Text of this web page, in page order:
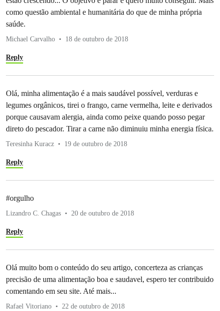
como questão ambiental e humanitária do que de minha própria
saúde.
Michael Carvalho 18 de outubro de 2018
Reply
Olá, minha alimentação é a mais saudável possível, verduras e
legumes orgânicos, tirei o frango, carne vermelha, leite e derivados
porque causavam alergia, ainda como peixe quando posso pegar
direto do pescador. Tirar a carne não diminuiu minha energia física.
Teresinha Kuracz 19 de outubro de 2018
Reply
#orgulho
Lizandro C. Chagas 20 de outubro de 2018
Reply
Olá muito bom o conteúdo do seu artigo, concerteza as crianças
precisão de uma alimentação boa e saudavel, espero ter contribuido
comentando em seu site. Até mais...
Rafael Vitoriano 22 de outubro de 2018